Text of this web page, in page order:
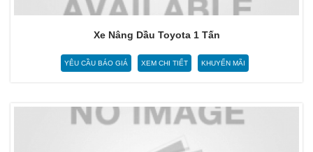
Xe Nâng Dầu Toyota 1 Tấn
YÊU CẦU BÁO GIÁ XEM CHI TIẾT KHUYẾN MÃI